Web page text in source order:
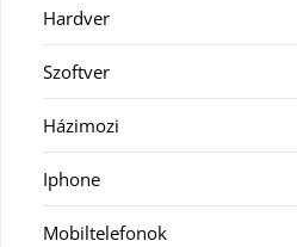
Hardver
Szoftver
Házimozi
Iphone
Mobiltelefonok